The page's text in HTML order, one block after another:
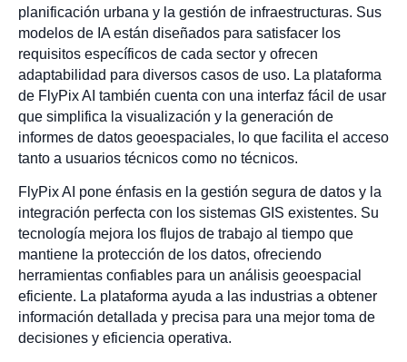
planificación urbana y la gestión de infraestructuras. Sus
modelos de IA están diseñados para satisfacer los
requisitos específicos de cada sector y ofrecen
adaptabilidad para diversos casos de uso. La plataforma
de FlyPix AI también cuenta con una interfaz fácil de usar
que simplifica la visualización y la generación de
informes de datos geoespaciales, lo que facilita el acceso
tanto a usuarios técnicos como no técnicos.
FlyPix AI pone énfasis en la gestión segura de datos y la
integración perfecta con los sistemas GIS existentes. Su
tecnología mejora los flujos de trabajo al tiempo que
mantiene la protección de los datos, ofreciendo
herramientas confiables para un análisis geoespacial
eficiente. La plataforma ayuda a las industrias a obtener
información detallada y precisa para una mejor toma de
decisiones y eficiencia operativa.